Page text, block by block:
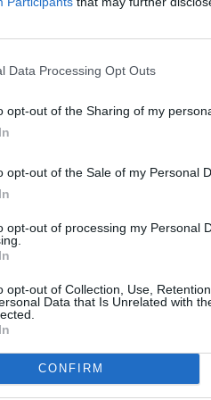
Data Processing Opt Outs
opt-out of the Sharing of my
opt-out of the Sale of my Personal
opt-out of processing my Personal
opt-out of Collection, Use,
Data that Is Unrelated with
CONFIRM
meñique del pie derecho.
en que la evolución de sus
para el debut en el Estadio
fútbol español será una
qué aspectos del juego deben
y se espera numerosa
su equipo ante uno de los
Tras este choque, el Linares
de final de la Copa